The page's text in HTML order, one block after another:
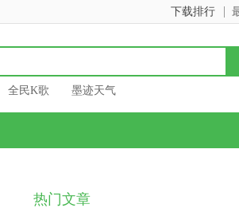
下载排行
全民K歌 墨迹天气
热门文章